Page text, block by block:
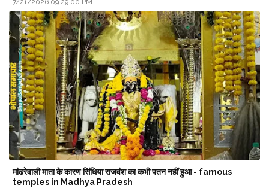
7/21/2026 09:29:00 PM
मांढरेवाली माता के कारण सिंधिया राजवंश का कभी पतन नहीं हुआ - famous
temples in Madhya Pradesh